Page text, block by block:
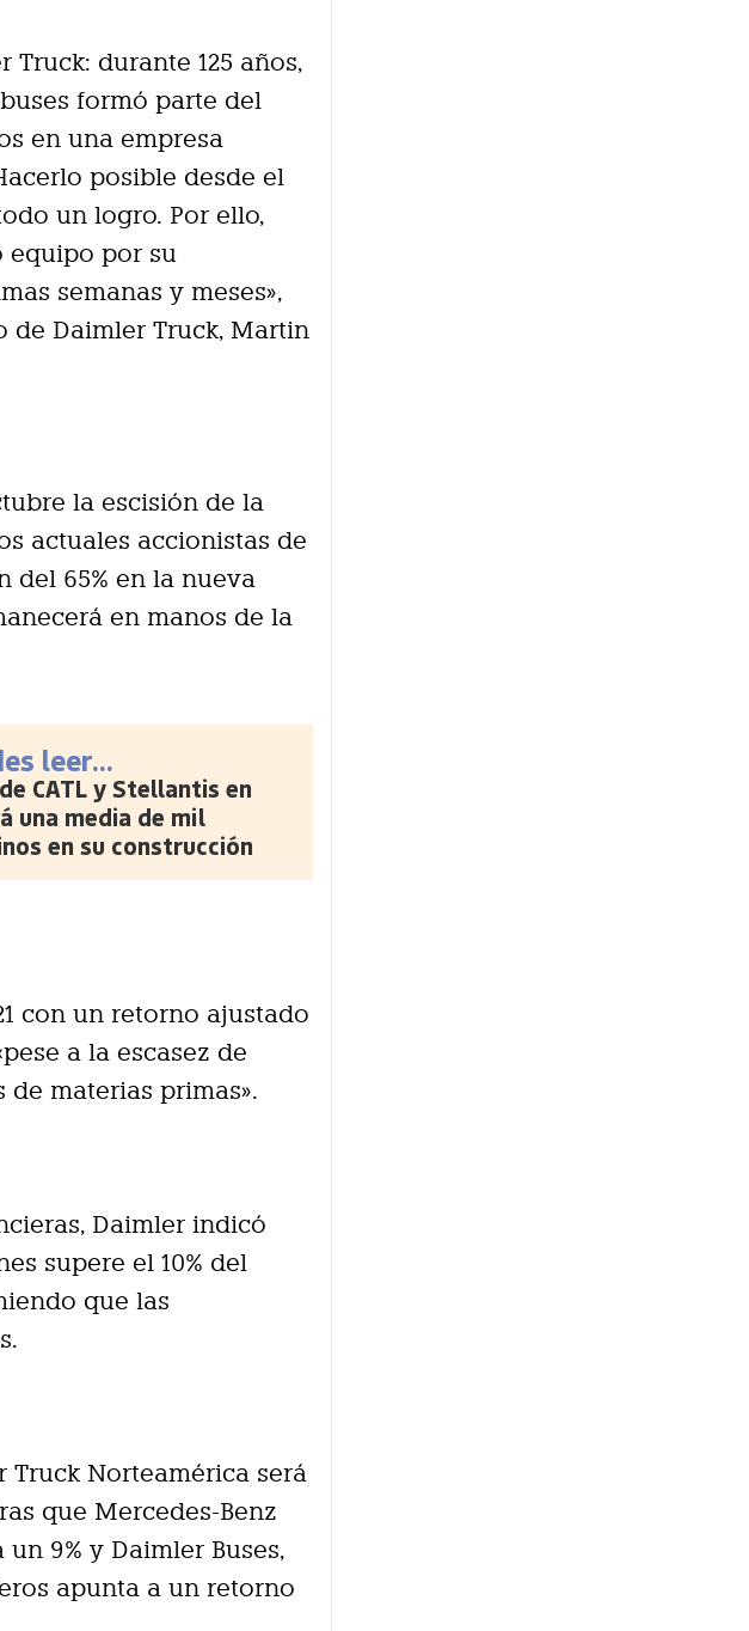
durante 125 años,
formó parte del
en una empresa
posible desde el
un logro. Por ello,
equipo por su
semanas y meses»,
de Daimler Truck, Martin
la escisión de la
actuales accionistas de
del 65% en la nueva
en manos de la
leer...
CATL y Stellantis en
una media de mil
en su construcción
con un retorno ajustado
a la escasez de
materias primas».
Daimler indicó
supere el 10% del
que las
Truck Norteamérica será
que Mercedes-Benz
un 9% y Daimler Buses,
apunta a un retorno